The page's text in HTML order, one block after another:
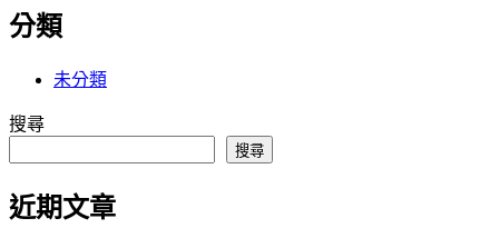
分類
未分類
搜尋
搜尋
近期文章